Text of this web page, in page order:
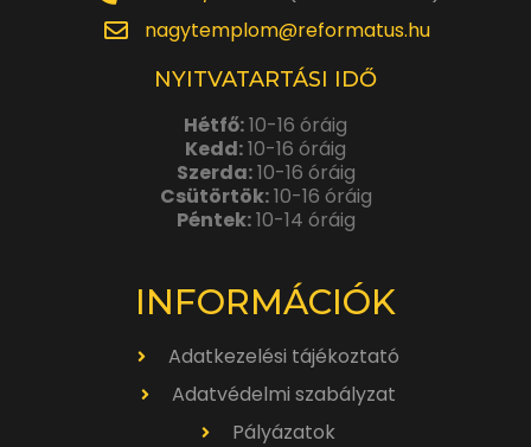
nagytemplom@reformatus.hu
NYITVATARTÁSI IDŐ
Hétfő:10-16 óráig
Kedd:10-16 óráig
Szerda:10-16 óráig
Csütörtök:10-16 óráig
Péntek:10-14 óráig
INFORMÁCIÓK
Adatkezelési tájékoztató
Adatvédelmi szabályzat
Pályázatok